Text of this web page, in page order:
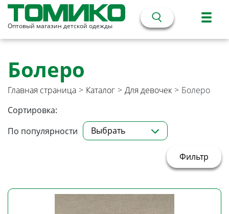
Оптовый магазин детской одежды
Болеро
Главная страница > Каталог > Для девочек > Болеро
Сортировка:
По популярности
Выбрать
Фильтр